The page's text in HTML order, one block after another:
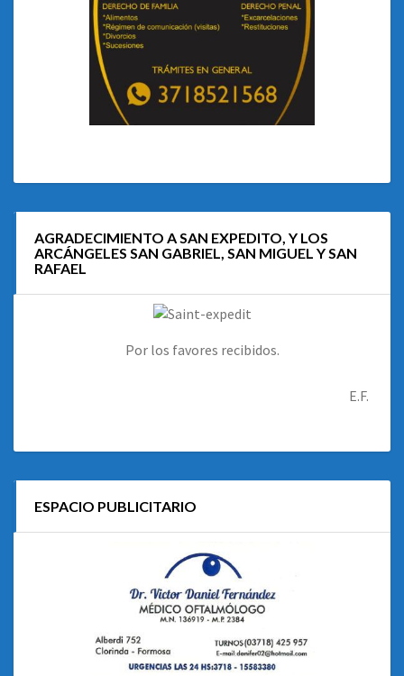
AGRADECIMIENTO A SAN EXPEDITO, Y LOS
ARCÁNGELES SAN GABRIEL, SAN MIGUEL Y SAN
RAFAEL
Por los favores recibidos.
E.F.
ESPACIO PUBLICITARIO